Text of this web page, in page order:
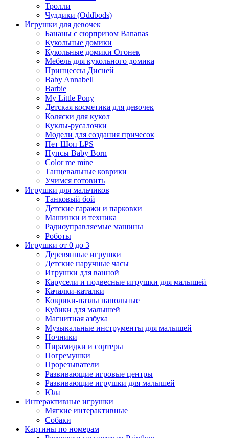
Тролли
Чуддики (Oddbods)
Игрушки для девочек
Бананы с сюрпризом Bananas
Кукольные домики
Кукольные домики Огонек
Мебель для кукольного домика
Принцессы Дисней
Baby Annabell
Barbie
My Little Pony
Детская косметика для девочек
Коляски для кукол
Куклы-русалочки
Модели для создания причесок
Пет Шоп LPS
Пупсы Baby Born
Сolor me mine
Танцевальные коврики
Учимся готовить
Игрушки для мальчиков
Танковый бой
Детские гаражи и парковки
Машинки и техника
Радиоуправляемые машины
Роботы
Игрушки от 0 до 3
Деревянные игрушки
Детские наручные часы
Игрушки для ванной
Карусели и подвесные игрушки для малышей
Качалки-каталки
Коврики-пазлы напольные
Кубики для малышей
Магнитная азбука
Музыкальные инструменты для малышей
Ночники
Пирамидки и сортеры
Погремушки
Прорезыватели
Развивающие игровые центры
Развивающие игрушки для малышей
Юла
Интерактивные игрушки
Мягкие интерактивные
Собаки
Картины по номерам